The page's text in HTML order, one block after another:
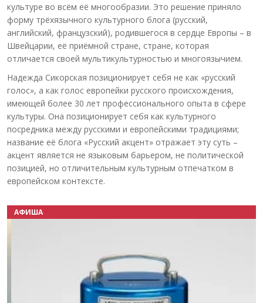
культуре во всём её многообразии. Это решение приняло
форму трёхязычного культурного блога (русский,
английский, французский), родившегося в сердце Европы – в
Швейцарии, её приёмной стране, стране, которая
отличается своей мультикультурностью и многоязычием.
Надежда Сикорская позиционирует себя не как «русский
голос», а как голос европейки русского происхождения,
имеющей более 30 лет профессионального опыта в сфере
культуры. Она позиционирует себя как культурного
посредника между русскими и европейскими традициями;
название её блога «Русский акцент» отражает эту суть –
акцент является не языковым барьером, не политической
позицией, но отличительным культурным отпечатком в
европейском контексте.
АФИША